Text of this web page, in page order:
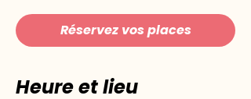
Réservez vos places
Heure et lieu